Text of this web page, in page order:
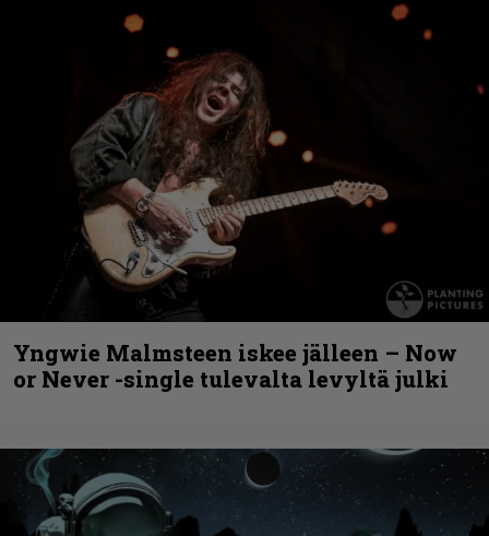
Yngwie Malmsteen iskee jälleen – Now
or Never -single tulevalta levyltä julki